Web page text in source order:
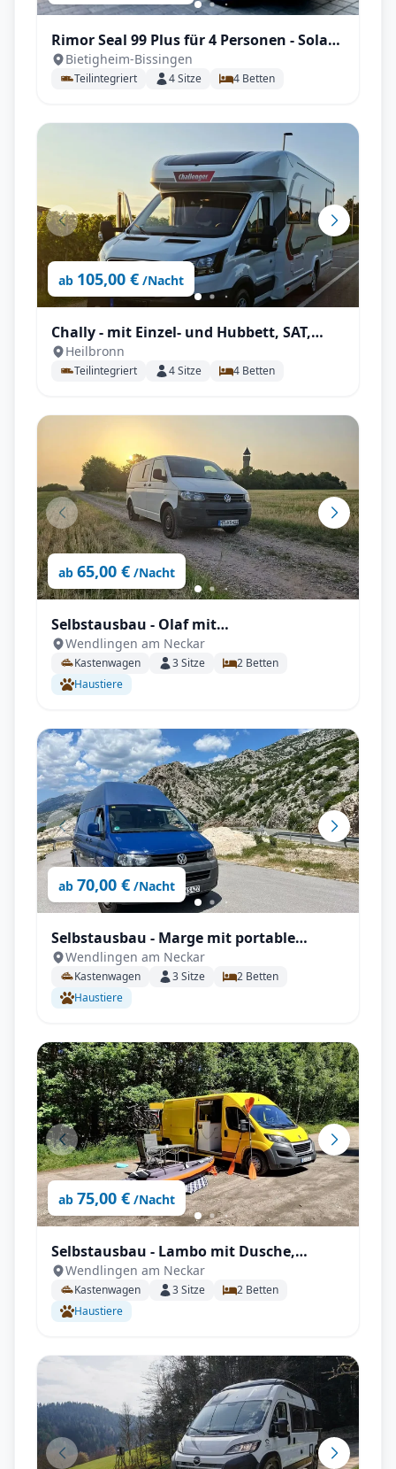
Rimor Seal 99 Plus für 4 Personen - Solar -
Face to Face Sitzgruppe
Bietigheim-Bissingen
Teilintegriert 4Sitze 4 Betten
ab 105,00 € /Nacht
Chally - mit Einzel- und Hubbett, SAT,
Fahrradträger uvm.
Heilbronn
Teilintegriert 4Sitze 4 Betten
ab 65,00 € /Nacht
Selbstausbau - Olaf mit
Anhängerkupplung, Fahrradträger,
Rückfahrkamera uvm.
Wendlingen am Neckar
Kastenwagen 3Sitze 2 Betten
Haustiere
ab 70,00 € /Nacht
Selbstausbau - Marge mit portable
Toilette, Anhängerkupplung,
Standheizung uvm.
Wendlingen am Neckar
Kastenwagen 3Sitze 2 Betten
Haustiere
ab 75,00 € /Nacht
Selbstausbau - Lambo mit Dusche,
Toilette, Fahrradträger, Ventilator,
Sonnensegel uvm.
Wendlingen am Neckar
Kastenwagen 3Sitze 2 Betten
Haustiere